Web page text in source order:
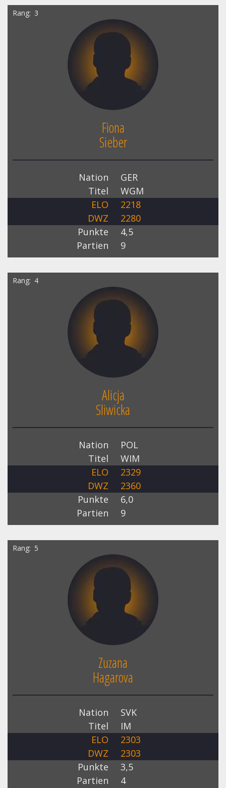
Rang 3
Fiona
Sieber
Nation
GER
Titel
WGM
ELO
2218
DWZ
2280
Punkte
4,5
Partien
9
Rang 4
Alicja
Sliwicka
Nation
POL
Titel
WIM
ELO
2329
DWZ
2360
Punkte
6,0
Partien
9
Rang 5
Zuzana
Hagarova
Nation
SVK
Titel
IM
ELO
2303
DWZ
2303
Punkte
3,5
Partien
4